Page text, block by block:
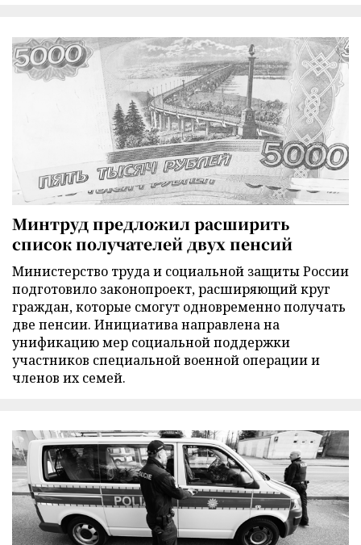
Минтруд предложил расширить
список получателей двух пенсий
Министерство труда и социальной защиты России
подготовило законопроект, расширяющий круг
граждан, которые смогут одновременно получать
две пенсии. Инициатива направлена на
унификацию мер социальной поддержки
участников специальной военной операции и
членов их семей.